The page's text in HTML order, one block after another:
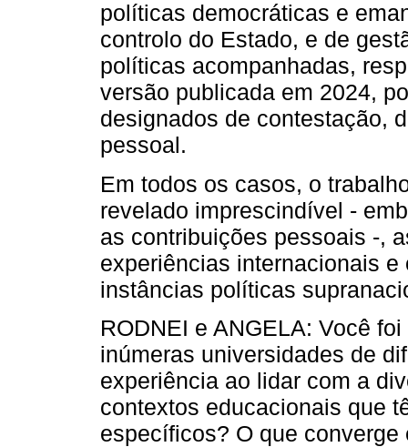
políticas democráticas e
controlo do Estado, e de
políticas acompanhadas,
versão publicada em 2024,
designados de contestação,
pessoal.
Em todos os casos, o
revelado imprescindível -
as contribuições pessoais -,
experiências internacionais
instâncias políticas
RODNEI e ANGELA: Você
inúmeras universidades de
experiência ao lidar com a
contextos educacionais que
específicos? O que converge